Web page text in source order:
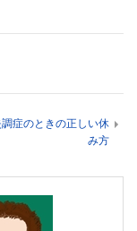
症のときの正しい休
み方